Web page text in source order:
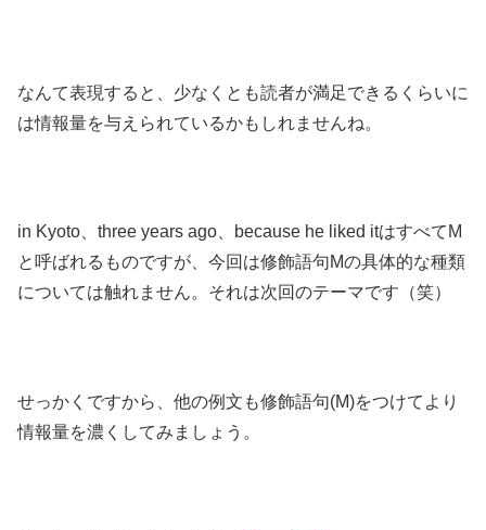
なんて表現すると、少なくとも読者が満足できるくらいに
は情報量を与えられているかもしれませんね。
in Kyoto、three years ago、because he liked itはすべてM
と呼ばれるものですが、今回は修飾語句Mの具体的な種類
については触れません。それは次回のテーマです（笑）
せっかくですから、他の例文も修飾語句(M)をつけてより
情報量を濃くしてみましょう。